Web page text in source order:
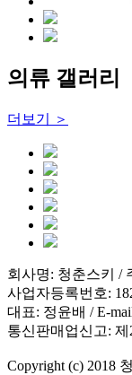
의류 갤러리
더보기 ＞
회사명: 청춘스키 /
사업자등록번호:
대표: 정윤배 / E-
통신판매업신고: 제
Copyright (c) 2018